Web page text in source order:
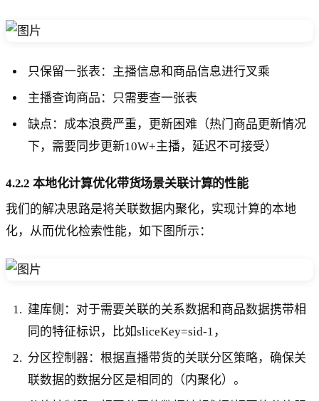
只保留一张表：主播信息和商品信息进行叉乘
主播查询商品：只需要查一张表
缺点：成本浪费严重，更新困难（热门商品更新情况
下，需要同步更新10W+主播，延迟不可接受）
4.2.2 本地化计算优化带货场景关联计算的性能
我们的解决思路是将关联数据内聚化，实现计算的本地
化，从而优化检索性能，如下图所示：
建库侧：对于需要关联的关系数据和商品数据携带相
同的特征标识，比如sliceKey=sid-1，
分区控制器：根据直播带货的关联分区策略，确保关
联数据的数据分区是相同的（内聚化）。